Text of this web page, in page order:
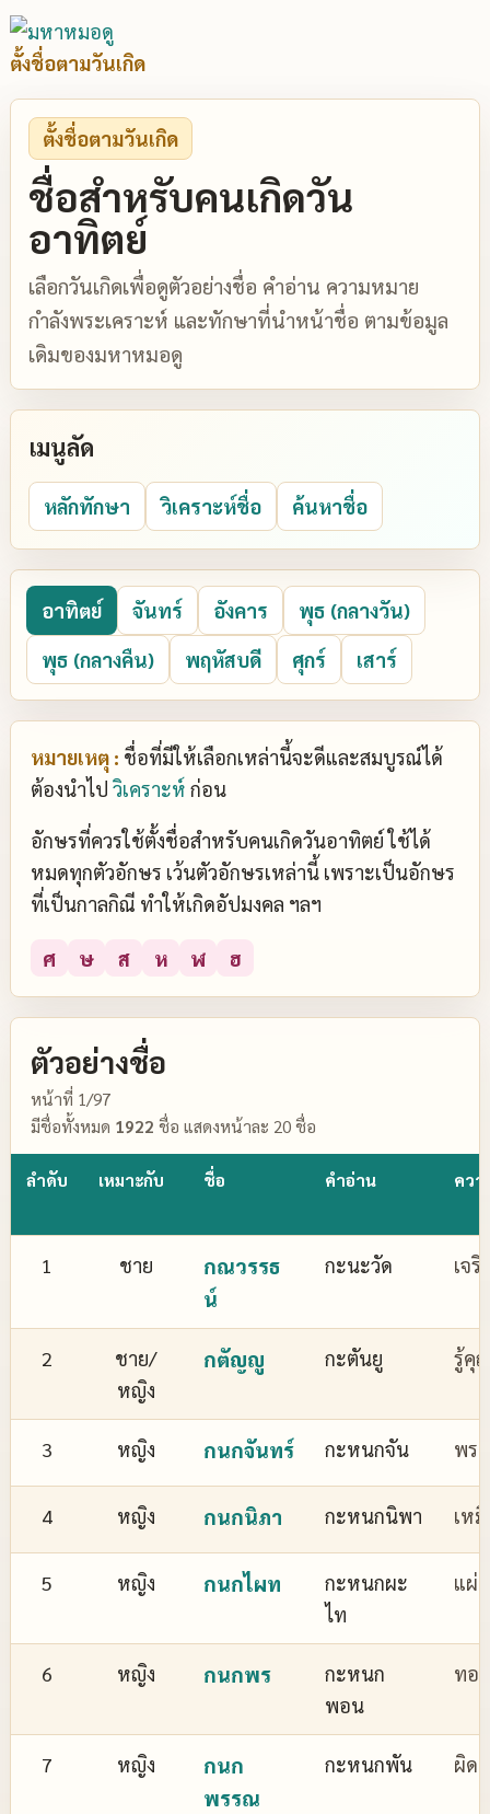
ตั้งชื่อตามวันเกิด
ตั้งชื่อตามวันเกิด
ชื่อสำหรับคนเกิดวัน
อาทิตย์
เลือกวันเกิดเพื่อดูตัวอย่างชื่อ คำอ่าน ความหมาย
กำลังพระเคราะห์ และทักษาที่นำหน้าชื่อ ตามข้อมูล
เดิมของมหาหมอดู
เมนูลัด
หลักทักษา วิเคราะห์ชื่อ ค้นหาชื่อ
อาทิตย์ จันทร์ อังคาร
พุธ (กลางวัน)
พุธ (กลางคืน)
พฤหัสบดี ศุกร์ เสาร์
หมายเหตุ : ชื่อที่มีให้เลือกเหล่านี้จะดีและสมบูรณ์ได้
ต้องนำไป วิเคราะห์ ก่อน
อักษรที่ควรใช้ตั้งชื่อสำหรับคนเกิดวันอาทิตย์ ใช้ได้
หมดทุกตัวอักษร เว้นตัวอักษรเหล่านี้ เพราะเป็นอักษร
ที่เป็นกาลกิณี ทำให้เกิดอัปมงคล ฯลฯ
ศ ษ ส ห ฬ ฮ
ตัวอย่างชื่อ
หน้าที่ 1/97
มีชื่อทั้งหมด 1922 ชื่อ แสดงหน้าละ 20 ชื่อ
ลำดับ เหมาะกับ ชื่อ คำอ่าน คว
1 ชาย
กณวรรธ
น์
กะนะวัด เจ
2
ชาย/
หญิง
กตัญญู กะตันยู รู้คุ
3 หญิง กนกจันทร์ กะหนกจัน พร
4 หญิง กนกนิภา กะหนกนิพา เห
5 หญิง กนกไผท
กะหนกผะ
ไท
แผ่
6 หญิง กนกพร
กะหนก
พอน
ทอ
7 หญิง
กนก
พรรณ
กะหนกพัน ผิด